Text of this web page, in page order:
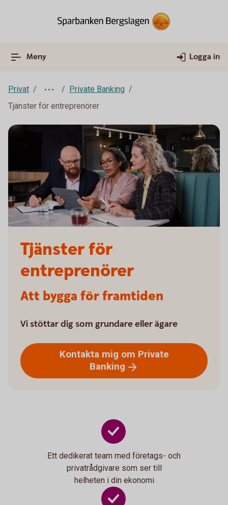
Meny Logga in
Privat
Private Banking
Tjänster för entreprenörer
Tjänster för
entreprenörer
Att bygga för framtiden
Vi stöttar dig som grundare eller ägare
Kontakta mig om Private
Banking
Ett dedikerat team med företags- och
privatrådgivare som ser till
helheten i din ekonomi